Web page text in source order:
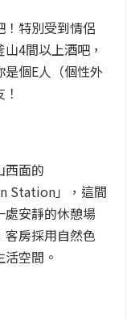
特別受到情侶
4間以上酒吧，
個E人（個性外
西面的
Station」，這間
安靜的休憩場
客房採用自然色
空間。